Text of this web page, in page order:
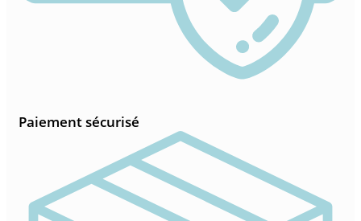
Paiement sécurisé